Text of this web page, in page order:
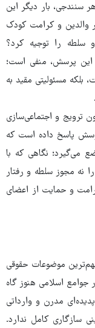
سنندجی، بار دیگر این
والدین و کرامت کودک
سلطه را توجیه کرد؟
این پرسش، منفی است؛
بلکه مسئولیتی مقید به
ترویج و اجتماعی‌سازی
پاسخ داده است که
می‌گیرد؛ نگاهی که با
نه مجوز سلطه و رفتار
و حمایت از اعضای
موضوعات حقوقی
اسلامی هنوز گاه
مدرن و وارداتی
سازگاری کامل ندارد.